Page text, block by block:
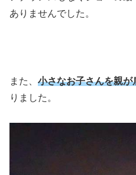
ありませんでした。
また、 小さなお子さんを親
りました。